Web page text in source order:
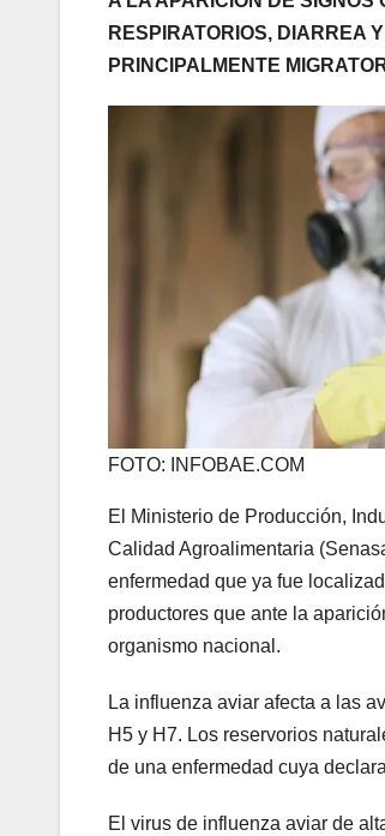
RESPIRATORIOS, DIARREA
PRINCIPALMENTE
FOTO: INFOBAE.COM
El Ministerio de Producción,
Calidad Agroalimentaria
enfermedad que ya fue
productores que ante la
organismo nacional.
La influenza aviar afecta a las
H5 y H7. Los reservorios
de una enfermedad cuya
El virus de influenza aviar de